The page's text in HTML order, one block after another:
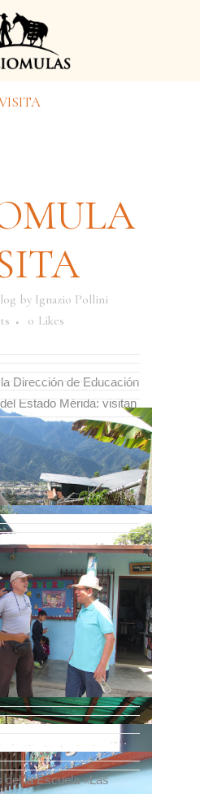
by Ignazio Pollini
0 Likes
Dirección de Educación
Estado Mérida; visitan
Bibliomula la Escuela
ubicada en el Caucho.
en el Caucho.
Pedro Maldonado,
Mérida Ignazio Pollini,
y modalidades
Romero y Reinaldo
de Educación de la
del Estado Mérida.
del la Escuela «Las